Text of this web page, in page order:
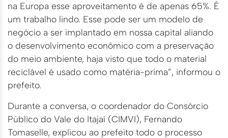
na Europa esse aproveitamento é de apenas 65%. É
um trabalho lindo. Esse pode ser um modelo de
negócio a ser implantado em nossa capital aliando
o desenvolvimento econômico com a preservação
do meio ambiente, haja visto que todo o material
reciclável é usado como matéria-prima”, informou o
prefeito.
Durante a conversa, o coordenador do Consórcio
Público do Vale do Itajaí (CIMVI), Fernando
Tomaselle, explicou ao prefeito todo o processo